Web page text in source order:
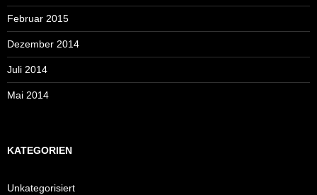
Februar 2015
Dezember 2014
Juli 2014
Mai 2014
KATEGORIEN
Unkategorisiert